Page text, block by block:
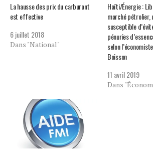
La hausse des prix du carburant
est effective
6 juillet 2018
Dans "National"
Haïti/Énergie :
marché pétrolier,
susceptible
pénuries
selon
Boisson
11 avril 2019
Dans